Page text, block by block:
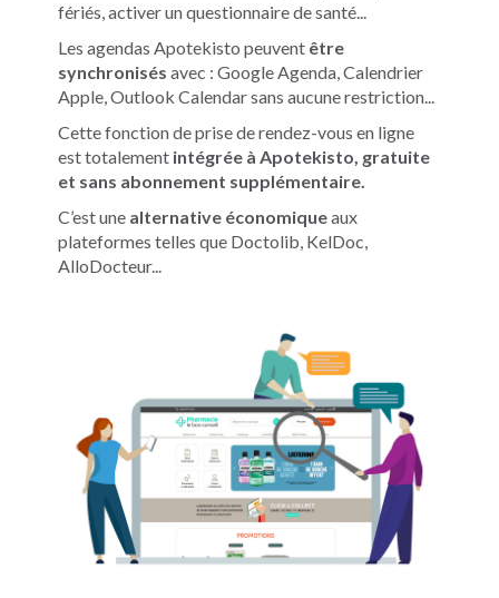
fériés, activer un questionnaire de santé...
Les agendas Apotekisto peuvent être
synchronisés avec : Google Agenda, Calendrier
Apple, Outlook Calendar sans aucune restriction...
Cette fonction de prise de rendez-vous en ligne
est totalement intégrée à Apotekisto, gratuite
et sans abonnement supplémentaire.
C’est une alternative économiqueaux
plateformes telles que Doctolib, KelDoc,
AlloDocteur...